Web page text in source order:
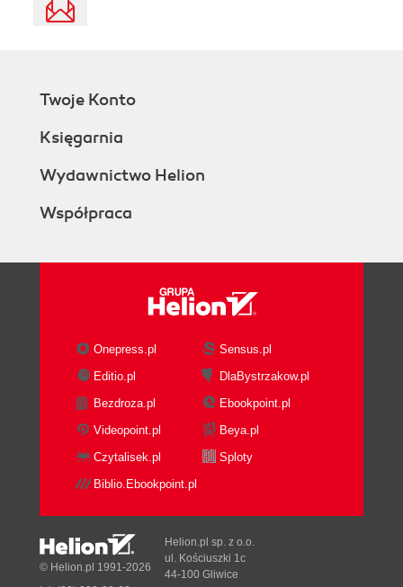
Twoje Konto
Księgarnia
Wydawnictwo Helion
Współpraca
Onepress.pl
Sensus.pl
Editio.pl
DlaBystrzakow.pl
Bezdroza.pl
Ebookpoint.pl
Videopoint.pl
Beya.pl
Czytalisek.pl
Sploty
Biblio.Ebookpoint.pl
© Helion.pl 1991-2026
Helion.pl sp. z o.o.
ul. Kościuszki 1c
44-100 Gliwice